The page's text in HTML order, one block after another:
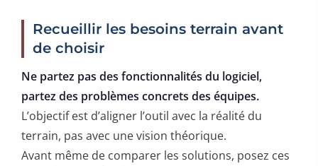
Recueillir les besoins terrain avant
de choisir
Ne partez pas des fonctionnalités du logiciel,
partez des problèmes concrets des équipes.
L’objectif est d’aligner l’outil avec la réalité du
terrain, pas avec une vision théorique.
Avant même de comparer les solutions, posez ces